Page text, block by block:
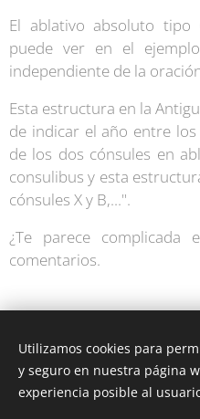
El ablativo absoluto tipo
puede ver en el
independiente de la
Esta estructura en la
de indicar el año entre
de los dos cónsules en
consulibus y esta
cónsules X y B,...".
¿Te parece complicada
comentarios.
Utilizamos cookies para
y seguro en nuestra página
experiencia posible al